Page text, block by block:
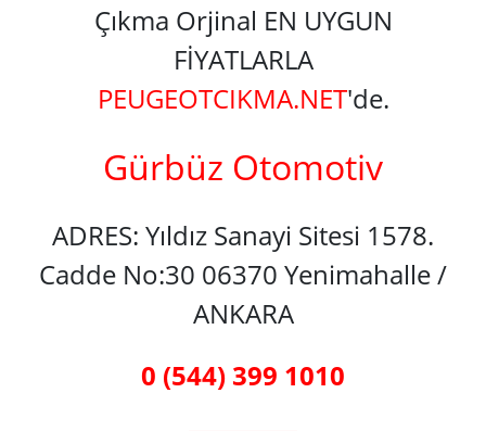
Çıkma Orjinal EN UYGUN
FİYATLARLA
PEUGEOTCIKMA.NET'de.
Gürbüz Otomotiv
ADRES: Yıldız Sanayi Sitesi 1578.
Cadde No:30 06370 Yenimahalle /
ANKARA
0 (544) 399 1010